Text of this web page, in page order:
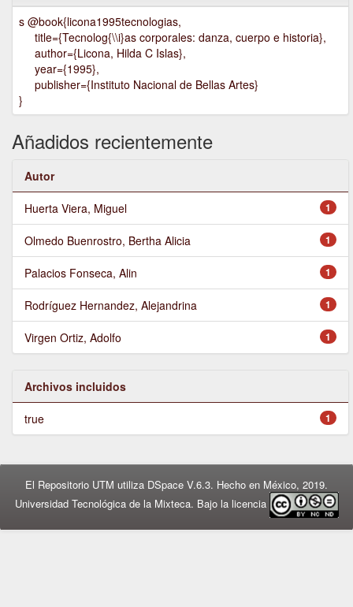
s @book{licona1995tecnologias,
title={Tecnolog{\\i}as corporales: danza, cuerpo e historia},
author={Licona, Hilda C Islas},
year={1995},
publisher={Instituto Nacional de Bellas Artes}
}
Añadidos recientemente
Autor
1
Huerta Viera, Miguel
1
Olmedo Buenrostro, Bertha Alicia
1
Palacios Fonseca, Alin
1
Rodríguez Hernandez, Alejandrina
1
Virgen Ortiz, Adolfo
Archivos incluidos
1
true
El Repositorio UTM utiliza DSpace V.6.3. Hecho en México, 2019.
Universidad Tecnológica de la Mixteca. Bajo la licencia